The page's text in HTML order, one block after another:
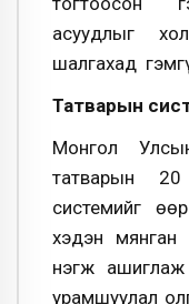
асуудлыг
шалгахад
Татварын
Монгол
татварын 20
системийг
хэдэн мянган
нэгж
урамшуулал